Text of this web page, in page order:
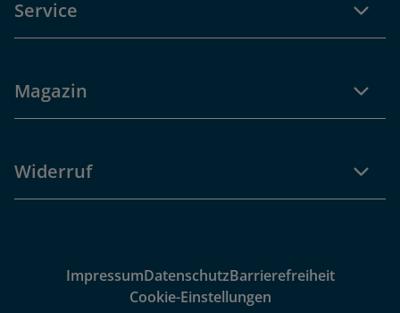
Service
Magazin
Widerruf
ImpressumDatenschutzBarrierefreiheit
Cookie-Einstellungen